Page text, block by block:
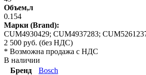
Объем,л
0.154
Марки (Brand):
CUM4930429; CUM4937283;
2 500 руб. (без НДС)
* Возможна продажа с НДС
В наличии
Бренд
Bosch